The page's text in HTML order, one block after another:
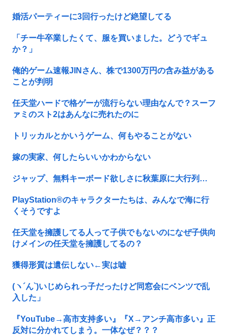
婚活パーティーに3回行ったけど絶望してる
「チー牛卒業したくて、服を買いました。どうでギュ
か？」
俺的ゲーム速報JINさん、株で1300万円の含み益がある
ことが判明
任天堂ハードで格ゲーが流行らない理由なんで？スーフ
ァミのスト2はあんなに売れたのに
トリッカルとかいうゲーム、何もやることがない
嫁の実家、何したらいいかわからない
ジャップ、無料キーボード欲しさに秋葉原に大行列…
PlayStation®のキャラクターたちは、みんなで海に行
くそうですよ
任天堂を擁護してる人って子供でもないのになぜ子供向
けメインの任天堂を擁護してるの？
獲得形質は遺伝しない←実は嘘
(ヽ´ん`)いじめられっ子だったけど同窓会にベンツで乱
入した」
『YouTube→高市支持多い』『X→アンチ高市多い』正
反対に分かれてしまう。一体なぜ？？？